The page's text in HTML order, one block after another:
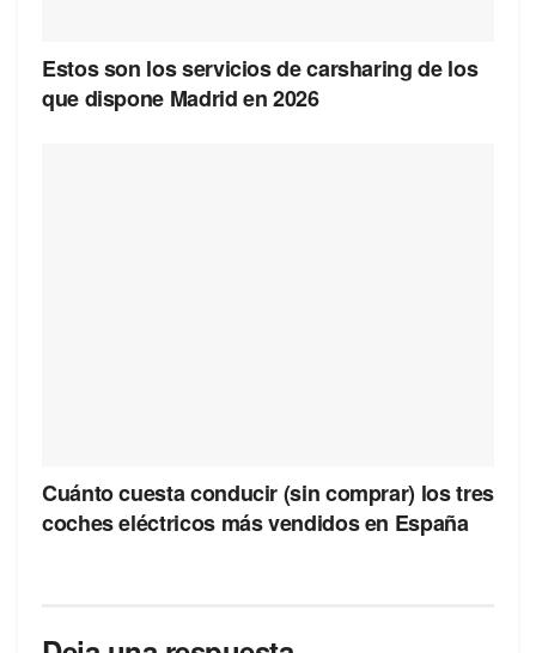
Estos son los servicios de carsharing de los
que dispone Madrid en 2026
Cuánto cuesta conducir (sin comprar) los tres
coches eléctricos más vendidos en España